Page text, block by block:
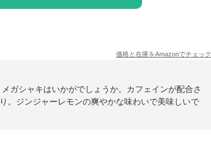
価格と在庫をAmazonでチェック
ガシャキはいかがでしょうか。カフェインが配合さ
。ジンジャーレモンの爽やかな味わいで美味しいで